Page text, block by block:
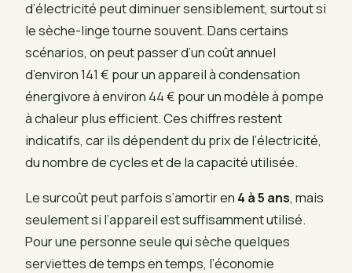
d’électricité peut diminuer sensiblement, surtout si
le sèche-linge tourne souvent. Dans certains
scénarios, on peut passer d’un coût annuel
d’environ 141 € pour un appareil à condensation
énergivore à environ 44 € pour un modèle à pompe
à chaleur plus efficient. Ces chiffres restent
indicatifs, car ils dépendent du prix de l’électricité,
du nombre de cycles et de la capacité utilisée.
Le surcoût peut parfois s’amortir en 4 à 5 ans, mais
seulement si l’appareil est suffisamment utilisé.
Pour une personne seule qui sèche quelques
serviettes de temps en temps, l’économie